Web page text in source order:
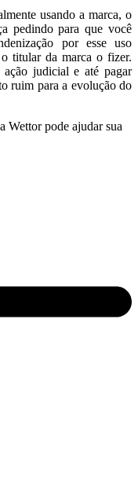
usando a marca, o
pedindo para que você
por esse uso
titular da marca o fizer.
judicial e até pagar
ruim para a evolução do
Wettor pode ajudar sua